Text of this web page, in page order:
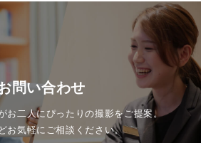
問い合わせ
お二人にぴったりの撮影をご提案。
お気軽にご相談ください。